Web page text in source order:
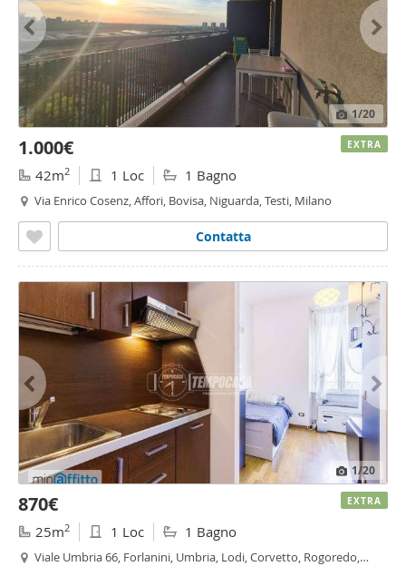
1/20
1.000€
42m2 1 Loc 1 Bagno
Via Enrico Cosenz, Affori, Bovisa, Niguarda, Testi, Milano
Contatta
EXTRA
1/20
870€
25m2 1 Loc 1 Bagno
Viale Umbria 66, Forlanini, Umbria, Lodi, Corvetto, Rogoredo,
EXTRA